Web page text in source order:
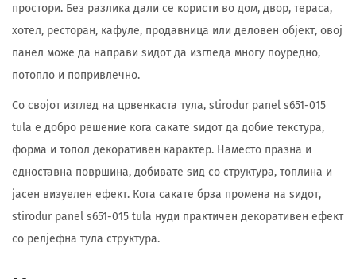
простори. Без разлика дали се користи во дом, двор, тераса,
хотел, ресторан, кафуле, продавница или деловен објект, овој
панел може да направи ѕидот да изгледа многу поуредно,
потопло и попривлечно.
Со својот изглед на црвенкаста тула, stirodur panel s651-015
tula е добро решение кога сакате ѕидот да добие текстура,
форма и топол декоративен карактер. Наместо празна и
едноставна површина, добивате ѕид со структура, топлина и
јасен визуелен ефект. Кога сакате брза промена на ѕидот,
stirodur panel s651-015 tula нуди практичен декоративен ефект
со релјефна тула структура.